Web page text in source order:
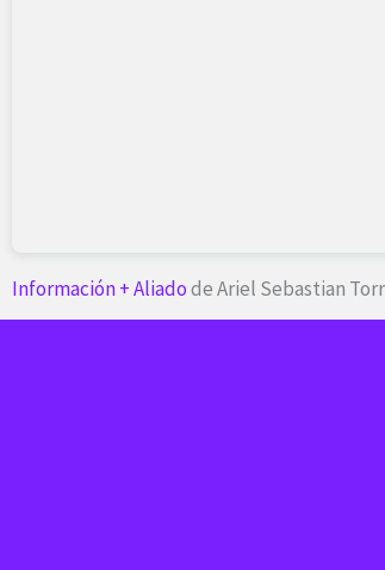
Información + Aliadode Ariel Sebastian